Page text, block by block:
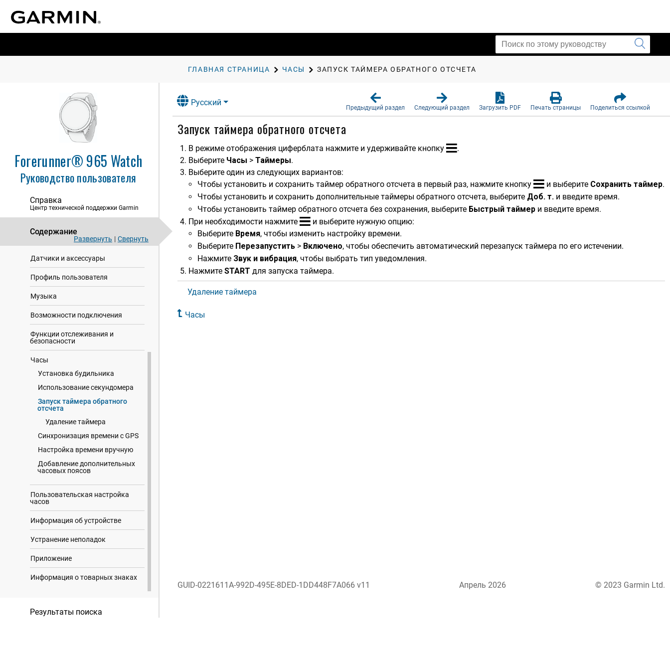
ГЛАВНАЯ СТРАНИЦА ЧАСЫ ЗАПУСК ТАЙМЕРА ОБРАТНОГО ОТСЧЕТА
Forerunner® 965 Watch
Руководство пользователя
Справка
Центр технической поддержки Garmin
Содержание
Развернуть | Свернуть
Введение
Занятия и приложения
Вид
Тренировка
История
Датчики и аксессуары
Профиль пользователя
Музыка
Возможности подключения
Функции отслеживания и
безопасности
Часы
Установка будильника
Использование секундомера
Запуск таймера обратного
отсчета
Удаление таймера
Синхронизация времени c GPS
Настройка времени вручную
Добавление дополнительных
часовых поясов
Пользовательская настройка
часов
Информация об устройстве
Устранение неполадок
Приложение
Информация о товарных знаках
Результаты поиска
Русский
Предыдущий раздел Следующий раздел Загрузить PDF Печать страницы Поделиться ссылкой
Запуск таймера обратного отсчета
В режиме отображения циферблата нажмите и удерживайте кнопку
.
Выберите Часы > Таймеры.
Выберите один из следующих вариантов:
Чтобы установить и сохранить таймер обратного отсчета в первый раз, нажмите кнопку
и выберите Сохранить таймер.
Чтобы установить и сохранить дополнительные таймеры обратного отсчета, выберите Доб. т. и введите время.
Чтобы установить таймер обратного отсчета без сохранения, выберите Быстрый таймер и введите время.
При необходимости нажмите
и выберите нужную опцию:
Выберите Время, чтобы изменить настройку времени.
Выберите Перезапустить > Включе​но, чтобы обеспечить автоматический перезапуск таймера по его истечении.
Нажмите Звук и вибрация, чтобы выбрать тип уведомления.
Нажмите START для запуска таймера.
Удаление таймера
Часы
GUID-0221611A-992D-495E-8DED-1DD448F7A066 v11 Апрель 2026 © 2023 Garmin Ltd.